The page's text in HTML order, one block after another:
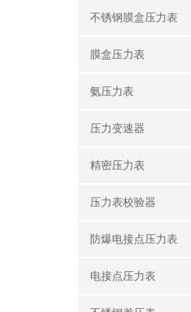
不锈钢膜盒压力表
膜盒压力表
氨压力表
压力变速器
精密压力表
压力表校验器
防爆电接点压力表
电接点压力表